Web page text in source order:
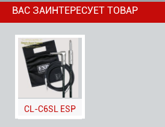
ВАС ЗАИНТЕРЕСУЕТ ТОВАР
CL-C6SL ESP